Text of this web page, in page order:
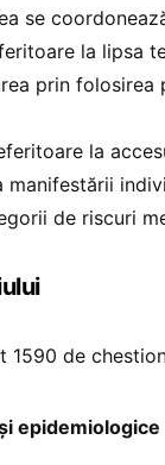
se
la lipsa
prin folosirea
la
de riscuri
1590 de
epidemiologice